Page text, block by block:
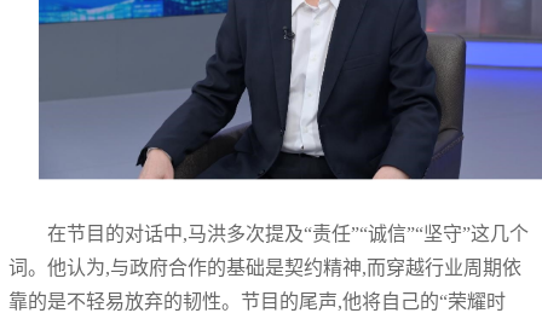
在节目的对话中,马洪多次提及“责任”“诚信”“坚守”这几个
词。他认为,与政府合作的基础是契约精神,而穿越行业周期依
靠的是不轻易放弃的韧性。节目的尾声,他将自己的“荣耀时